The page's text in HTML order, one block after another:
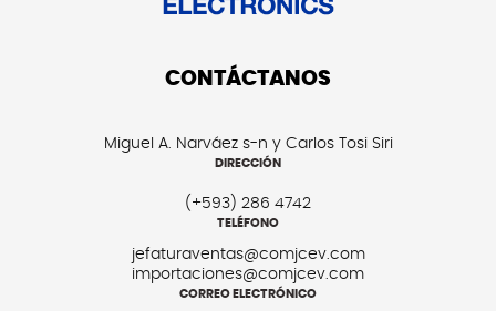
CONTÁCTANOS
Miguel A. Narváez s-n y Carlos Tosi Siri
DIRECCIÓN
(+593) 286 4742
TELÉFONO
jefaturaventas@comjcev.com
importaciones@comjcev.com
CORREO ELECTRÓNICO